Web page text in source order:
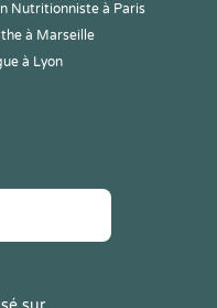
Nutritionniste à Paris
à Marseille
à Lyon